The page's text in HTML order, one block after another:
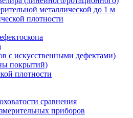
металлической до 1 м
плотности
с искусственными дефектами)
покрытий)
плотности
сравнения
приборов